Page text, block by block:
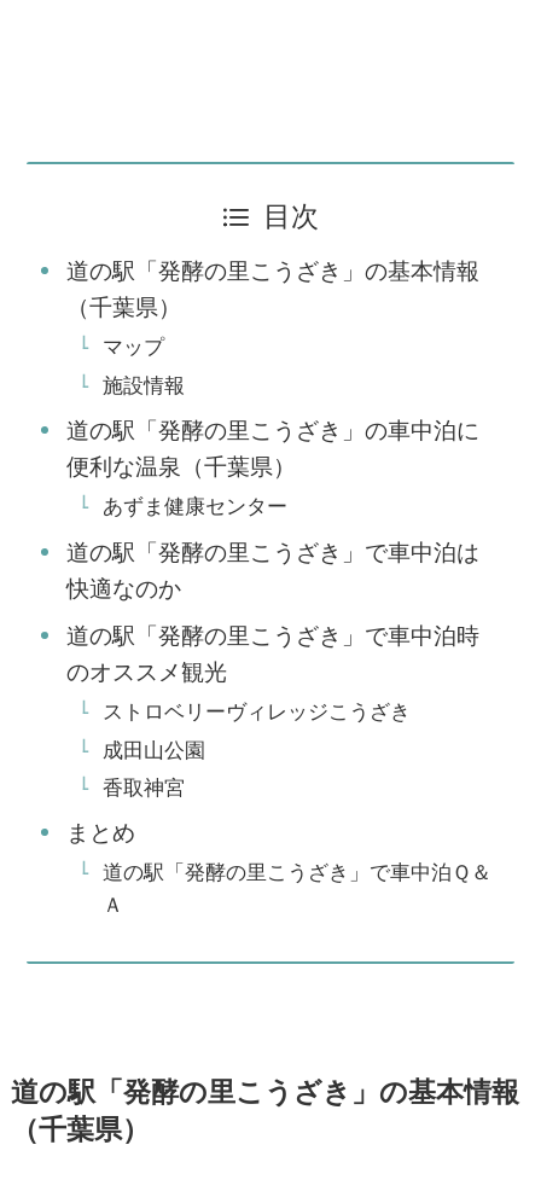
目次
道の駅「発酵の里こうざき」の基本情報
（千葉県）
マップ
施設情報
道の駅「発酵の里こうざき」の車中泊に
便利な温泉（千葉県）
あずま健康センター
道の駅「発酵の里こうざき」で車中泊は
快適なのか
道の駅「発酵の里こうざき」で車中泊時
のオススメ観光
ストロベリーヴィレッジこうざき
成田山公園
香取神宮
まとめ
道の駅「発酵の里こうざき」で車中泊Ｑ＆
Ａ
道の駅「発酵の里こうざき」の基本情報
（千葉県）